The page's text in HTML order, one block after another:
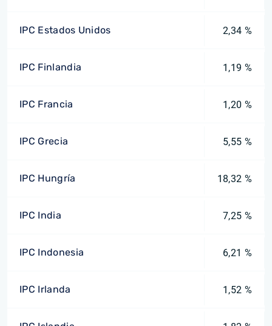
IPC Estados Unidos 2,34 %
IPC Finlandia 1,19 %
IPC Francia 1,20 %
IPC Grecia 5,55 %
IPC Hungría 18,32 %
IPC India 7,25 %
IPC Indonesia 6,21 %
IPC Irlanda 1,52 %